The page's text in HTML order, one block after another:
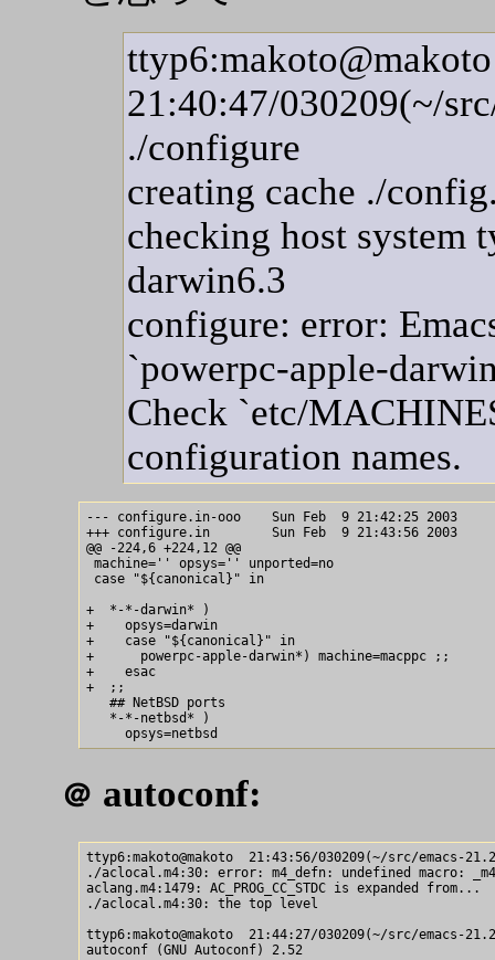
ttyp6:makoto@makoto
21:40:47/030209(~/
./configure
creating cache ./
checking host system
darwin6.3
configure: error:
`powerpc-apple-
Check `etc/
configuration names.
--- configure.in-ooo    Sun Feb  9 21:42:25 2003
+++ configure.in        Sun Feb  9 21:43:56 2003
@@ -224,6 +224,12 @@
machine='' opsys='' unported=no
case "${canonical}" in
+  *-*-darwin* )
+    opsys=darwin
+    case "${canonical}" in
+      powerpc-apple-darwin*) machine=macppc ;;
+    esac
+  ;;
   ## NetBSD ports
   *-*-netbsd* )
＠ autoconf:
ttyp6:makoto@makoto  21:43:56/030209(~/src/emacs-
./aclocal.m4:30: error: m4_defn: undefined macro:
aclang.m4:1479: AC_PROG_CC_STDC is expanded from...
./aclocal.m4:30: the top level
ttyp6:makoto@makoto  21:44:27/030209(~/src/emacs-